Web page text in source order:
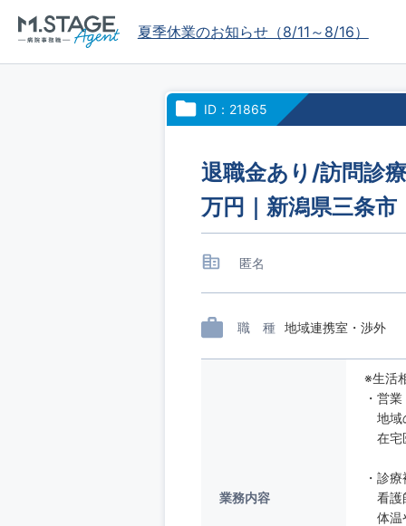
夏季休業のお知らせ（8/11～8/16）
ID：21865
退職金あり/訪問診
万円｜新潟県三条市
匿名
職 種 地域連携室・渉外
業務内容
※生活
・営
地域
在宅
・診
看護
体温